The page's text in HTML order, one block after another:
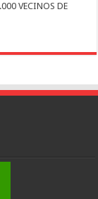
VECINOS DE